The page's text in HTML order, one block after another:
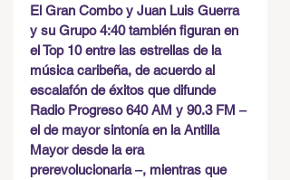
El Gran Combo y Juan Luis Guerra
y su Grupo 4:40 también figuran en
el Top 10 entre las estrellas de la
música caribeña, de acuerdo al
escalafón de éxitos que difunde
Radio Progreso 640 AM y 90.3 FM ‒
el de mayor sintonía en la Antilla
Mayor desde la era
prerevolucionaria ‒, mientras que